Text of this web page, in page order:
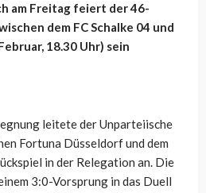
am Freitag feiert der 46-
dem FC Schalke 04 und
18.30 Uhr) sein
leitete der Unparteiische
Fortuna Düsseldorf und dem
in der Relegation an. Die
3:0-Vorsprung in das Duell